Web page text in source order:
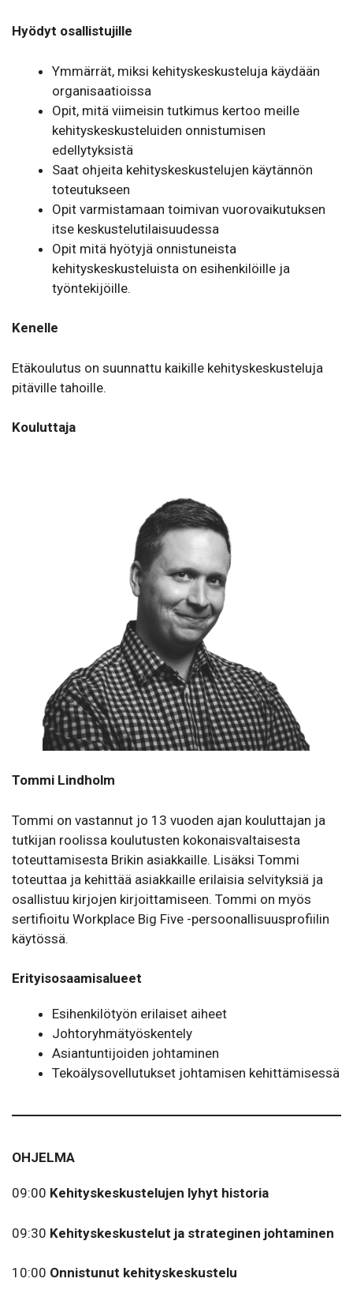
Hyödyt osallistujille
Ymmärrät, miksi kehityskeskusteluja käydään
organisaatioissa
Opit, mitä viimeisin tutkimus kertoo meille
kehityskeskusteluiden onnistumisen
edellytyksistä
Saat ohjeita kehityskeskustelujen käytännön
toteutukseen
Opit varmistamaan toimivan vuorovaikutuksen
itse keskustelutilaisuudessa
Opit mitä hyötyjä onnistuneista
kehityskeskusteluista on esihenkilöille ja
työntekijöille.
Kenelle
Etäkoulutus on suun­nattu kaikille kehityskeskusteluja
pitäville tahoille.
Kouluttaja
Tommi Lindholm
Tommi on vastannut jo 13 vuoden ajan kouluttajan ja
tutkijan roolissa koulutusten kokonaisvaltaisesta
toteuttamisesta Brikin asiakkaille. Lisäksi Tommi
toteuttaa ja kehittää asiakkaille erilaisia selvityksiä ja
osallistuu kirjojen kirjoittamiseen. Tommi on myös
sertifioitu Workplace Big Five -persoonallisuusprofiilin
käytössä.
Erityisosaamisalueet
Esihenkilötyön erilaiset aiheet
Johto­ryh­mä­työs­kentely
Asian­tun­ti­joiden johta­minen
Tekoälysovellutukset johtamisen kehittämisessä
OHJELMA
09:00 Kehityskeskustelujen lyhyt historia
09:30 Kehityskeskustelut ja strateginen johtaminen
10:00 Onnistunut kehityskeskustelu